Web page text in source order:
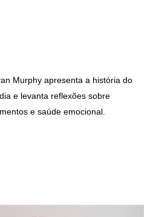
Murphy apresenta a história do
e levanta reflexões sobre
e saúde emocional.